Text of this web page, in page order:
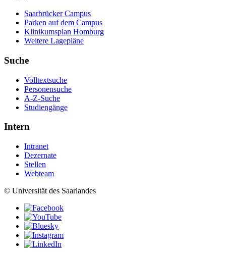
Saarbrücker Campus
Parken auf dem Campus
Klinikumsplan Homburg
Weitere Lagepläne
Suche
Volltextsuche
Personensuche
A-Z-Suche
Studiengänge
Intern
Intranet
Dezernate
Stellen
Webteam
© Universität des Saarlandes